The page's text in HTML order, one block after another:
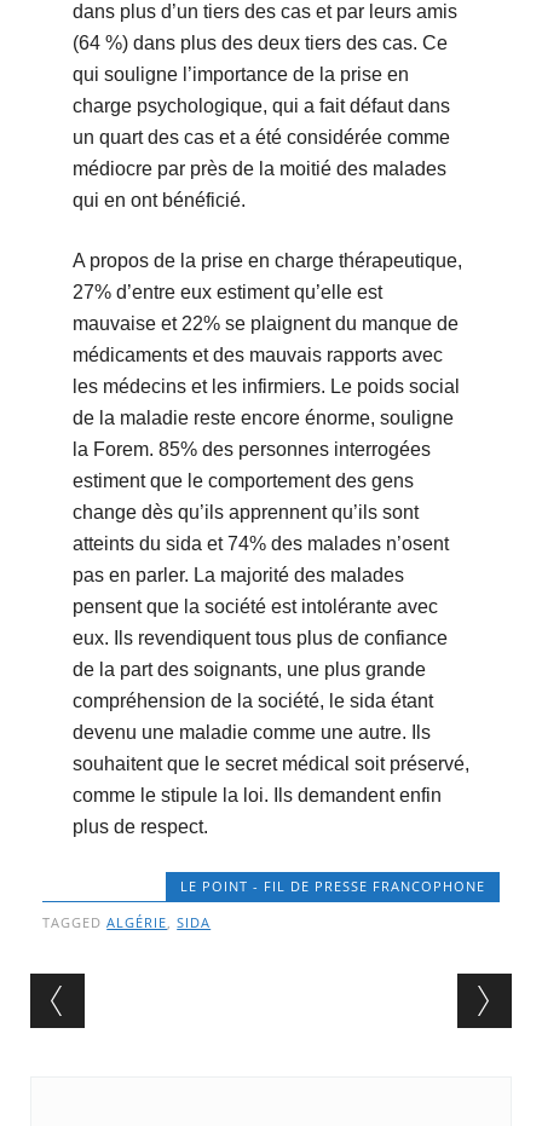
dans plus d’un tiers des cas et par leurs amis
(64 %) dans plus des deux tiers des cas. Ce
qui souligne l’importance de la prise en
charge psychologique, qui a fait défaut dans
un quart des cas et a été considérée comme
médiocre par près de la moitié des malades
qui en ont bénéficié.
A propos de la prise en charge thérapeutique,
27% d’entre eux estiment qu’elle est
mauvaise et 22% se plaignent du manque de
médicaments et des mauvais rapports avec
les médecins et les infirmiers. Le poids social
de la maladie reste encore énorme, souligne
la Forem. 85% des personnes interrogées
estiment que le comportement des gens
change dès qu’ils apprennent qu’ils sont
atteints du sida et 74% des malades n’osent
pas en parler. La majorité des malades
pensent que la société est intolérante avec
eux. Ils revendiquent tous plus de confiance
de la part des soignants, une plus grande
compréhension de la société, le sida étant
devenu une maladie comme une autre. Ils
souhaitent que le secret médical soit préservé,
comme le stipule la loi. Ils demandent enfin
plus de respect.
LE POINT - FIL DE PRESSE FRANCOPHONE
TAGGEDALGÉRIE,SIDA
Post navigation